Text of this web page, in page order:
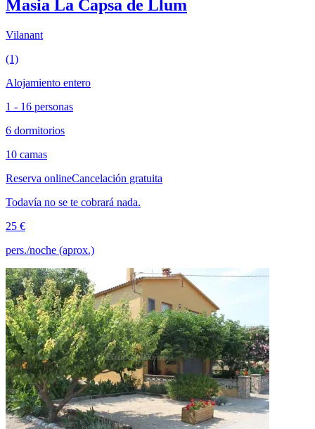
Masia La Capsa de Llum
Vilanant
(1)
Alojamiento entero
1 - 16 personas
6 dormitorios
10 camas
Reserva onlineCancelación gratuita
Todavía no se te cobrará nada.
25 €
pers./noche (aprox.)